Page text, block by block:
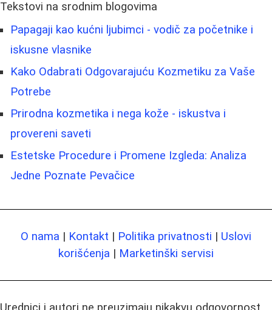
Tekstovi na srodnim blogovima
Papagaji kao kućni ljubimci - vodič za početnike i
iskusne vlasnike
Kako Odabrati Odgovarajuću Kozmetiku za Vaše
Potrebe
Prirodna kozmetika i nega kože - iskustva i
provereni saveti
Estetske Procedure i Promene Izgleda: Analiza
Jedne Poznate Pevačice
O nama | Kontakt | Politika privatnosti | Uslovi
korišćenja | Marketinški servisi
Urednici i autori ne preuzimaju nikakvu odgovornost